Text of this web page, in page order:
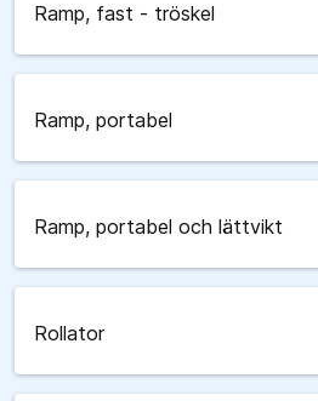
Ramp, fast - tröskel
Ramp, portabel
Ramp, portabel och lättvikt
Rollator